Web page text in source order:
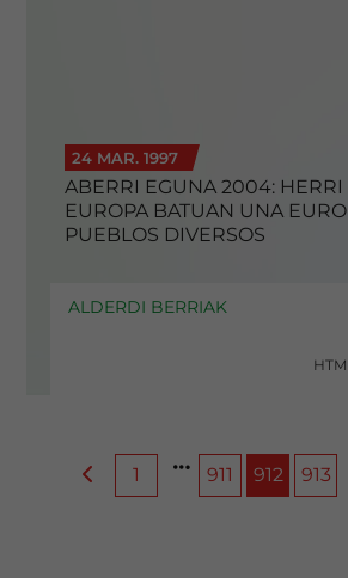
24 MAR. 1997
ABERRI EGUNA 2004: HERRI
EUROPA BATUAN UNA
PUEBLOS DIVERSOS
ALDERDI BERRIAK
1 911 912 913